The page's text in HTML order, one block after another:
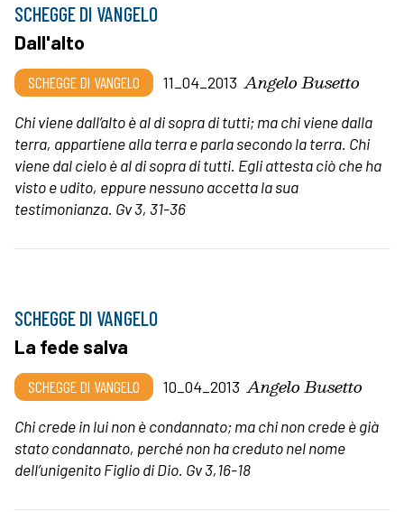
SCHEGGE DI VANGELO
Dall'alto
SCHEGGE DI VANGELO 11_04_2013 Angelo Busetto
Chi viene dall’alto è al di sopra di tutti; ma chi viene dalla
terra, appartiene alla terra e parla secondo la terra. Chi
viene dal cielo è al di sopra di tutti. Egli attesta ciò che ha
visto e udito, eppure nessuno accetta la sua
testimonianza. Gv 3, 31-36
SCHEGGE DI VANGELO
La fede salva
SCHEGGE DI VANGELO 10_04_2013 Angelo Busetto
Chi crede in lui non è condannato; ma chi non crede è già
stato condannato, perché non ha creduto nel nome
dell’unigenito Figlio di Dio. Gv 3,16-18